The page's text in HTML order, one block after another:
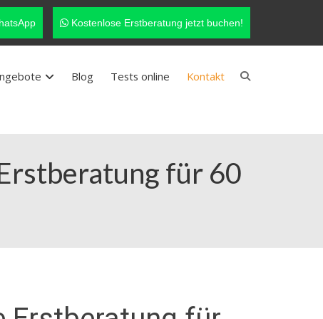
Kostenlose Erstberatung jetzt buchen!
Blog Tests online Kontakt
für 60